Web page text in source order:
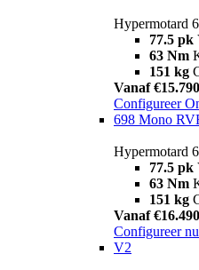
Hypermotard
77.5 pk
63 Nm
151 kg
Vanaf €15.790
Configureer
698 Mono
Hypermotard
77.5 pk
63 Nm
151 kg
Vanaf €16.490
Configureer nu
V2